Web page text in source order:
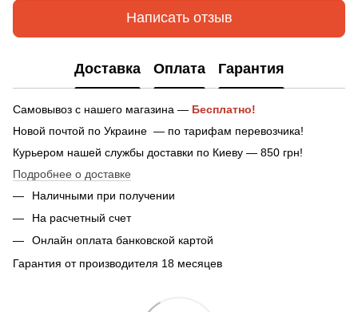
Написать отзыв
Доставка Оплата Гарантия
Самовывоз с нашего магазина — Бесплатно!
Новой почтой по Украине — по тарифам перевозчика!
Курьером нашей службы доставки по Киеву — 850 грн!
Подробнее о доставке
Наличными при получении
На расчетный счет
Онлайн оплата банковской картой
Гарантия от производителя 18 месяцев